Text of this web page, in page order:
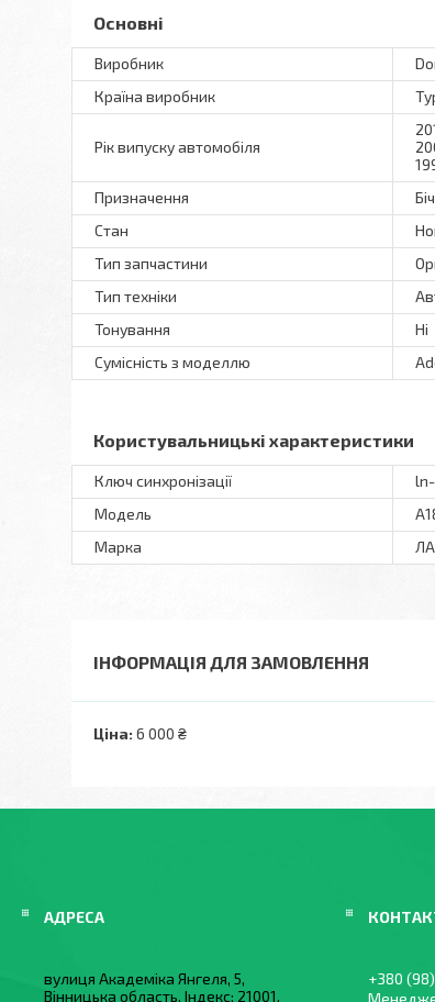
Основні
Виробник
Країна виробник
Рік випуску автомобіля
Призначення
Стан
Тип запчастини
Тип техніки
Тонування
Ні
Сумісність з моделлю
Користувальницькі характеристики
Ключ синхронізації
Мoдель
Марка
ІНФОРМАЦІЯ ДЛЯ ЗАМОВЛЕННЯ
Ціна: 6 000 ₴
вулиця Академіка Янгеля, 5,
Вінницька область, Індекс: 21001,
+380